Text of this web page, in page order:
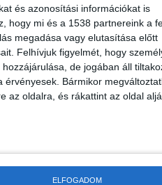
és azonosítási információkat is
hogy mi és a 1538 partnereink a
megadása vagy elutasítása előtt
Felhívjuk figyelmét, hogy
de jogában áll
Bármikor
az oldalra, és rákattint az oldal
ELFOGADOM